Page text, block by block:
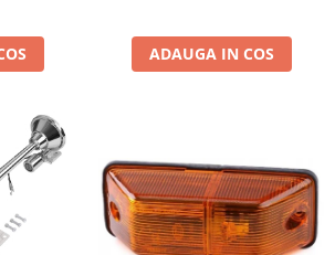
ADAUGA IN COS